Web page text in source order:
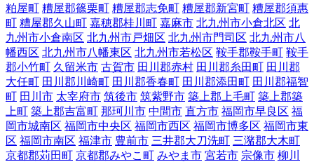
粕屋町 糟屋郡篠栗町 糟屋郡志免町 糟屋郡新宮町 糟屋郡須惠
町 糟屋郡久山町 嘉穂郡桂川町 嘉麻市 北九州市小倉北区 北
九州市小倉南区 北九州市戸畑区 北九州市門司区 北九州市八
幡西区 北九州市八幡東区 北九州市若松区 鞍手郡鞍手町 鞍手
郡小竹町 久留米市 古賀市 田川郡赤村 田川郡糸田町 田川郡
大任町 田川郡川崎町 田川郡香春町 田川郡添田町 田川郡福智
町 田川市 太宰府市 筑後市 筑紫野市 築上郡上毛町 築上郡築
上町 築上郡吉富町 那珂川市 中間市 直方市 福岡市早良区 福
岡市城南区 福岡市中央区 福岡市西区 福岡市博多区 福岡市東
区 福岡市南区 福津市 豊前市 三井郡大刀洗町 三潴郡大木町
京都郡苅田町 京都郡みやこ町 みやま市 宮若市 宗像市 柳川